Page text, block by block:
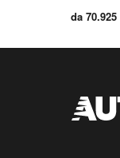
da 70.925